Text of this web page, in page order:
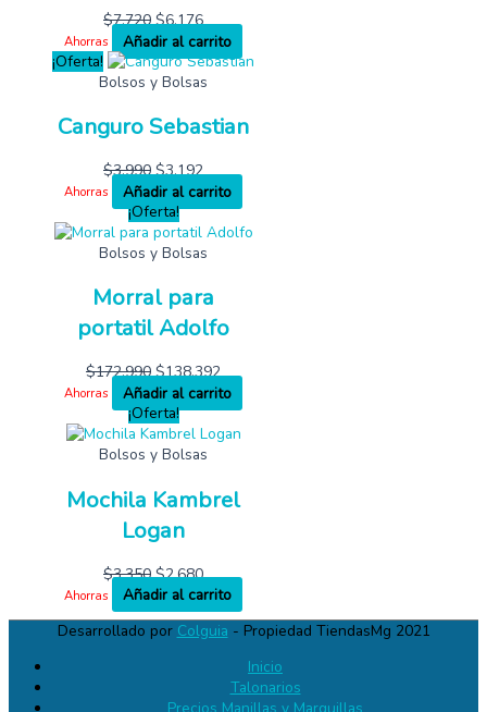
$7,720 $6,176
Ahorras
Añadir al carrito
¡Oferta!
Bolsos y Bolsas
Canguro Sebastian
$3,990 $3,192
Ahorras
Añadir al carrito
¡Oferta!
Bolsos y Bolsas
Morral para
portatil Adolfo
$172,990 $138,392
Ahorras
Añadir al carrito
¡Oferta!
Bolsos y Bolsas
Mochila Kambrel
Logan
$3,350 $2,680
Ahorras
Añadir al carrito
Desarrollado por Colguia - Propiedad TiendasMg 2021
Inicio
Talonarios